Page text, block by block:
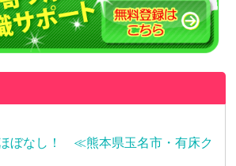
ぼなし！ ≪熊本県玉名市・有床ク